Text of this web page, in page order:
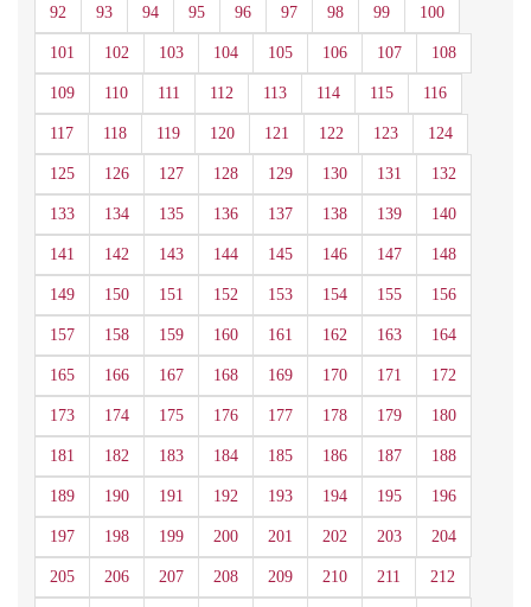
92 93 94 95 96 97 98 99 100
101 102 103 104 105 106 107 108
109 110 111 112 113 114 115 116
117 118 119 120 121 122 123 124
125 126 127 128 129 130 131 132
133 134 135 136 137 138 139 140
141 142 143 144 145 146 147 148
149 150 151 152 153 154 155 156
157 158 159 160 161 162 163 164
165 166 167 168 169 170 171 172
173 174 175 176 177 178 179 180
181 182 183 184 185 186 187 188
189 190 191 192 193 194 195 196
197 198 199 200 201 202 203 204
205 206 207 208 209 210 211 212